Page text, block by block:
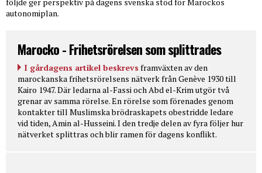
autonomiplan.
Marocko - Frihetsrörelsen som splittrades
I gårdagens artikel beskrevs framväxten av den
marockanska frihetsrörelsens nätverk från Genève 1930 till
Kairo 1947. Där ledarna al-Fassi och Abd el-Krim utgör två
grenar av samma rörelse. En rörelse som förenades genom
kontakter till Muslimska brödraskapets obestridde ledare
vid tiden, Amin al-Husseini. I den tredje delen av fyra följer hur
nätverket splittras och blir ramen för dagens konflikt.